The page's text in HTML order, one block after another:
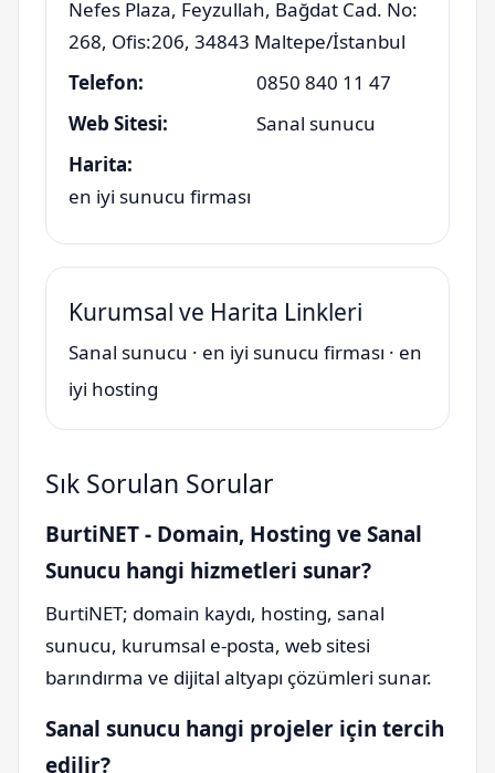
Nefes Plaza, Feyzullah, Bağdat Cad. No:
268, Ofis:206, 34843 Maltepe/İstanbul
Telefon:
0850 840 11 47
Web Sitesi:
Sanal sunucu
Harita:
en iyi sunucu firması
Kurumsal ve Harita Linkleri
Sanal sunucu · en iyi sunucu firması · en
iyi hosting
Sık Sorulan Sorular
BurtiNET - Domain, Hosting ve Sanal
Sunucu hangi hizmetleri sunar?
BurtiNET; domain kaydı, hosting, sanal
sunucu, kurumsal e-posta, web sitesi
barındırma ve dijital altyapı çözümleri sunar.
Sanal sunucu hangi projeler için tercih
edilir?